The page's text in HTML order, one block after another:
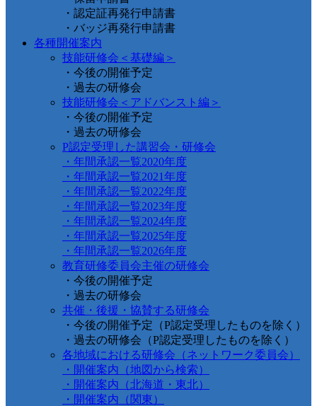
・認定証再発行申請書
・バッジ再発行申請書
各種開催案内
技能研修会＜基礎編＞
・今後の開催予定
・過去の研修会
技能研修会＜アドバンスト編＞
・今後の開催予定
・過去の研修会
P認定受理した講習会・研修会
・年間承認一覧2020年度
・年間承認一覧2021年度
・年間承認一覧2022年度
・年間承認一覧2023年度
・年間承認一覧2024年度
・年間承認一覧2025年度
・年間承認一覧2026年度
教育研修委員会主催の研修会
・今後の開催予定
・過去の研修会
共催・後援・協賛する研修会
・今後の開催予定（P認定受理したものを除く）
・過去の研修会（P認定受理したものを除く）
各地域における研修会（ネットワーク委員会）
・開催案内（地図から検索）
・開催案内（北海道・東北）
・開催案内（関東）